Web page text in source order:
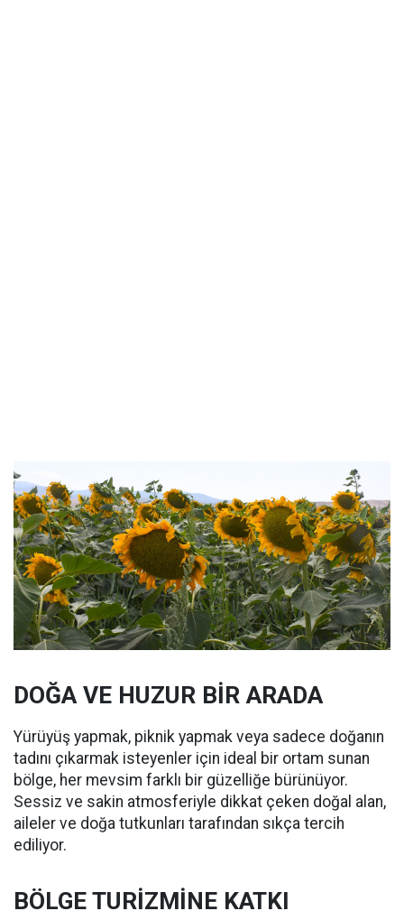
DOĞA VE HUZUR BİR ARADA
Yürüyüş yapmak, piknik yapmak veya sadece doğanın
tadını çıkarmak isteyenler için ideal bir ortam sunan
bölge, her mevsim farklı bir güzelliğe bürünüyor.
Sessiz ve sakin atmosferiyle dikkat çeken doğal alan,
aileler ve doğa tutkunları tarafından sıkça tercih
ediliyor.
BÖLGE TURİZMİNE KATKI